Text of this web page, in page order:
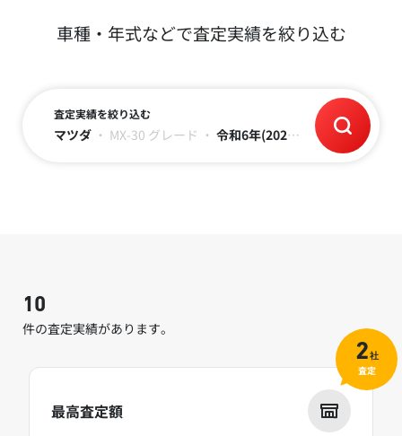
車種・年式などで査定実績を絞り込む
査定実績を絞り込む
マツダ ・ MX-30 グレード ・ 令和6年(2024) ・走行距離
10
件の査定実績があります。
最高査定額
2社
査定